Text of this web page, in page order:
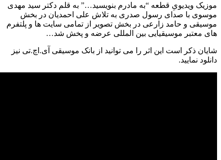
موزیک ویدیویِ قطعه “به مادرم بنویسید…” به قلم دکتر سید مهدی
موسوی با صدای رسول صدری به تلاش علی احمدیان در بخش
موسیقی و حامد زارعی در بخش تصویر از تمامی سایت ها و پلتفرم
های معتبر موسیقیایی بین المللی عرضه و پخش شد…
شایان ذکر است این اثر را می توانید از بانک موسیقی آی.اچ.تی نیز
دانلود نمایید.